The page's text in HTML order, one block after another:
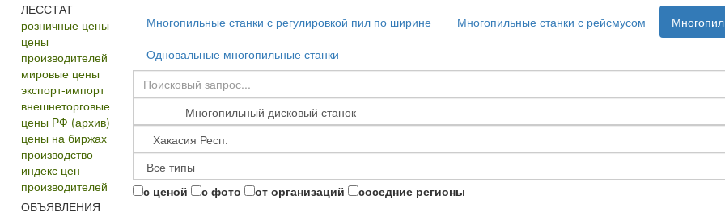
ЛЕССТАТ
розничные цены
цены
производителей
мировые цены
экспорт-импорт
внешнеторговые
цены РФ (архив)
цены на биржах
производство
индекс цен
производителей
ОБЪЯВЛЕНИЯ
Многопильные станки с регулировкой пил по ширине
Многопильные станки с рейсмусом
Одновальные многопильные станки
с ценой с фото от организаций соседние регионы